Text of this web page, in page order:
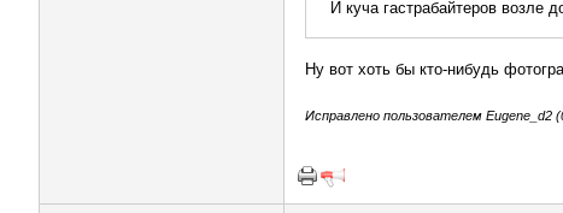
И куча гастрабайтеров
Ну вот хоть бы кто-нибудь
Исправлено пользователем Eugene_d2